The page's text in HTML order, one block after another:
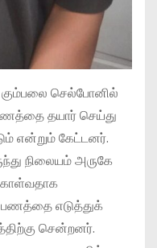
கும்பலை செல்போனில்
தயார் செய்து
என்றும் கேட்டனர்.
நிலையம் அருகே
எடுத்துக்
சென்றனர்.